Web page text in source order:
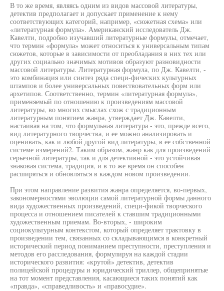
В то же время, являясь одним из видов массовой литературы,
детектив предполагает и допускает применение к нему
соответствующих категорий, например, «сюжетная схема» или
«литературная формула». Американский исследователь Дж.
Кавелти, подробно изучавший литературные формулы, отмечает,
что термин «формула» может относиться к универсальным типам
сюжетов, которые в зависимости от преобладания в них тех или
других социально значимых мотивов образуют разновидности
массовой литературы. Литературная формула, по Дж. Кавелти, -
это комбинация или синтез ряда специ-фических культурных
штампов и более универсальных повествовательных форм или
архетипов. Соответственно, термин «литературная формула»,
применяемый по отношению к произведениям массовой
литературы, во многих смыслах схож с традиционным
литературным понятием жанра, утверждает Дж. Кавелти,
настаивая на том, что формульная литература - это, прежде всего,
вид литературного творчества, и ее можно анализировать и
оценивать, как и любой другой вид литературы, в ее собственной
системе измерений2. Таким образом, жанр как для произведений
серьезной литературы, так и для детективной - это устойчивая
знаковая система, традиция, и в то же время он способен
расширяться и обновляться в каждом новом произведении.
При этом направление развития жанра определяется, во-первых,
закономерностями эволюции самой литературной формы данного
вида художественных произведений, специ-фикой творческого
процесса и отношением писателей к ставшим традиционными
художественным приемам. Во-вторых, - широким
социокультурным контекстом, который определяет трактовку в
произведении тем, связанных со складывающимся в конкретный
исторический период пониманием преступности, преступления и
методов его расследования, формулируя на каждой стадии
исторического развития: «крутой» детектив, детектив
полицейской процедуры и юридический триллер, общепринятые
на тот момент представления, касающиеся таких понятий как
«правда», «справедливость» и «правосудие».